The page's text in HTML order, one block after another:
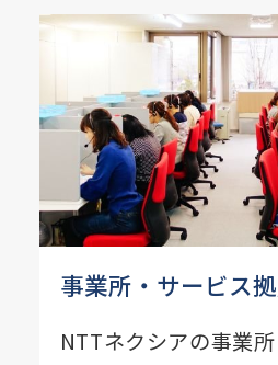
事業所・サービス
NTTネクシアの事業